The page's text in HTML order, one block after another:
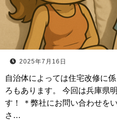
2025年7月16日
自治体によっては住宅改修に
ろもあります。 今回は兵庫県
す！ ＊弊社にお問い合わせを
さ…